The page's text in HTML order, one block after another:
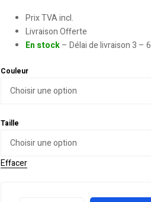
Prix TVA incl.
Livraison Offerte
En stock – Délai de livraison 3 –
Couleur
Taille
Effacer